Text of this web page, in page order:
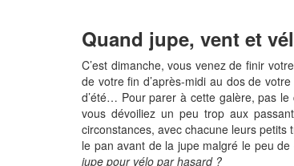
Quand jupe, vent et
C’est dimanche, vous venez de finir
de votre fin d’après-midi au dos de
d’été… Pour parer à cette galère, pas
vous dévoiliez un peu trop aux
circonstances, avec chacune leurs petits
le pan avant de la jupe malgré le peu
jupe pour vélo par hasard ?